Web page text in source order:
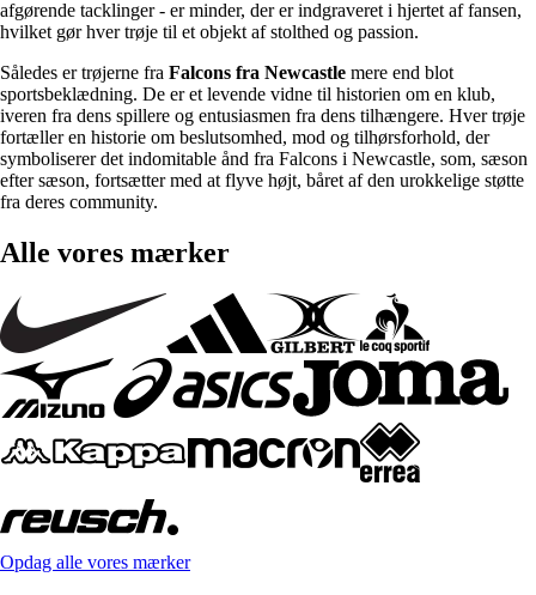
afgørende tacklinger - er minder, der er indgraveret i hjertet af fansen,
hvilket gør hver trøje til et objekt af stolthed og passion.
Således er trøjerne fra Falcons fra Newcastle mere end blot
sportsbeklædning. De er et levende vidne til historien om en klub,
iveren fra dens spillere og entusiasmen fra dens tilhængere. Hver trøje
fortæller en historie om beslutsomhed, mod og tilhørsforhold, der
symboliserer det indomitable ånd fra Falcons i Newcastle, som, sæson
efter sæson, fortsætter med at flyve højt, båret af den urokkelige støtte
fra deres community.
Alle vores mærker
Opdag alle vores mærker